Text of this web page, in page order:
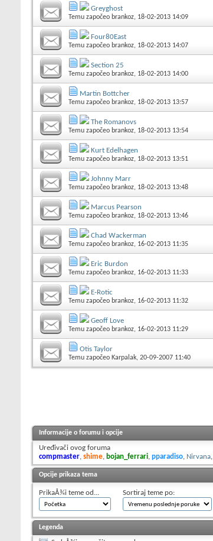
Greyghost
Temu započeo brankoz, 18-02-2013 14:09
Four80East
Temu započeo brankoz, 18-02-2013 14:07
Section 25
Temu započeo brankoz, 18-02-2013 14:00
Martin Bottcher
Temu započeo brankoz, 18-02-2013 13:57
The Romanovs
Temu započeo brankoz, 18-02-2013 13:54
Kurt Edelhagen
Temu započeo brankoz, 18-02-2013 13:51
Johnny Marr
Temu započeo brankoz, 18-02-2013 13:48
Marcus Pearson
Temu započeo brankoz, 18-02-2013 13:46
Chad Wackerman
Temu započeo brankoz, 16-02-2013 11:35
Eric Burdon
Temu započeo brankoz, 16-02-2013 11:33
E-Rotic
Temu započeo brankoz, 16-02-2013 11:32
Geoff Love
Temu započeo brankoz, 16-02-2013 11:29
Otis Taylor
Temu započeo Karpalak, 20-09-2007 11:40
Informacije o forumu i opcije
Uređivači ovog foruma
compmaster, shime, bojan_ferrari, pparadiso, Nirvana,
Opcije prikaza tema
PrikaÅ¾i teme od... Sortiraj teme po:
Legenda